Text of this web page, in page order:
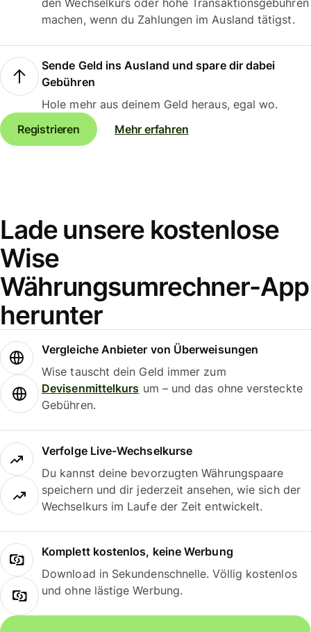
den Wechselkurs oder hohe Transaktionsgebühren
machen, wenn du Zahlungen im Ausland tätigst.
Sende Geld ins Ausland und spare dir dabei
Gebühren
Hole mehr aus deinem Geld heraus, egal wo.
Registrieren
Mehr erfahren
Lade unsere kostenlose
Wise
Währungsumrechner-App
herunter
Vergleiche Anbieter von Überweisungen
Wise tauscht dein Geld immer zum
Devisenmittelkurs um – und das ohne versteckte
Gebühren.
Verfolge Live-Wechselkurse
Du kannst deine bevorzugten Währungspaare
speichern und dir jederzeit ansehen, wie sich der
Wechselkurs im Laufe der Zeit entwickelt.
Komplett kostenlos, keine Werbung
Download in Sekundenschnelle. Völlig kostenlos
und ohne lästige Werbung.